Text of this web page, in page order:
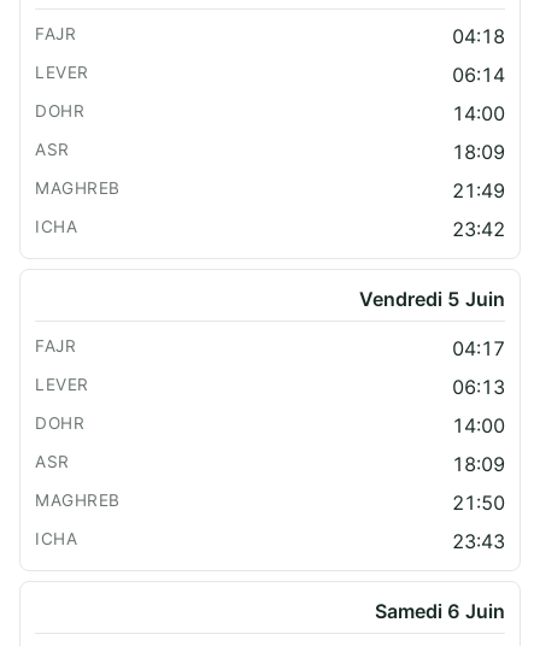
04:18
06:14
14:00
18:09
21:49
23:42
Vendredi 5 Juin
04:17
06:13
14:00
18:09
21:50
23:43
Samedi 6 Juin